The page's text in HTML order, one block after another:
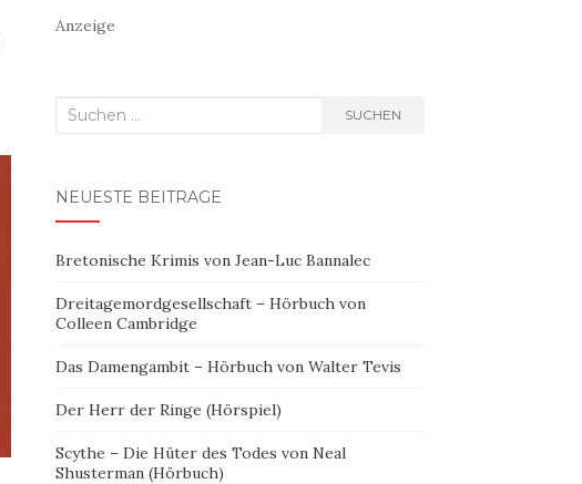
Anzeige
Suchen
SUCHEN
NEUESTE BEITRÄGE
Bretonische Krimis von Jean-Luc Bannalec
Dreitagemordgesellschaft – Hörbuch von
Colleen Cambridge
Das Damengambit – Hörbuch von Walter Tevis
Der Herr der Ringe (Hörspiel)
Scythe – Die Hüter des Todes von Neal
Shusterman (Hörbuch)